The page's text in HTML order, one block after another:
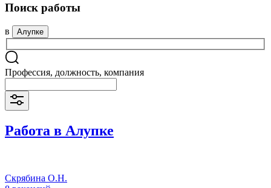
Поиск работы
в Алупке
Профессия, должность, компания
Работа в Алупке
Скрябина О.Н.